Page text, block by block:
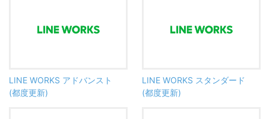
LINE WORKS アドバンスト
(都度更新)
LINE WORKS スタンダード
(都度更新)